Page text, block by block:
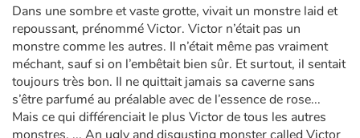
Actualités
Par thématique
Rencontres et témoignages
Contes d'ici et d'ailleurs
Dans une sombre et vaste grotte, vivait un monstre laid et
repoussant, prénommé Victor. Victor n’était pas un
monstre comme les autres. Il n’était même pas vraiment
méchant, sauf si on l’embêtait bien sûr. Et surtout, il sentait
toujours très bon. Il ne quittait jamais sa caverne sans
s’être parfumé au préalable avec de l’essence de rose...
Mais ce qui différenciait le plus Victor de tous les autres